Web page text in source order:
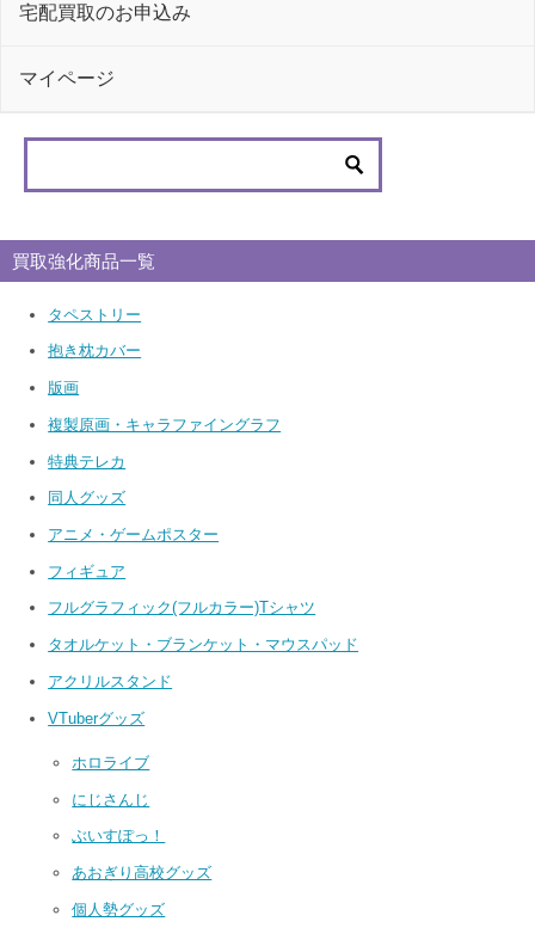
宅配買取のお申込み
マイページ
買取強化商品一覧
タペストリー
抱き枕カバー
版画
複製原画・キャラファイングラフ
特典テレカ
同人グッズ
アニメ・ゲームポスター
フィギュア
フルグラフィック(フルカラー)Tシャツ
タオルケット・ブランケット・マウスパッド
アクリルスタンド
VTuberグッズ
ホロライブ
にじさんじ
ぶいすぽっ！
あおぎり高校グッズ
個人勢グッズ